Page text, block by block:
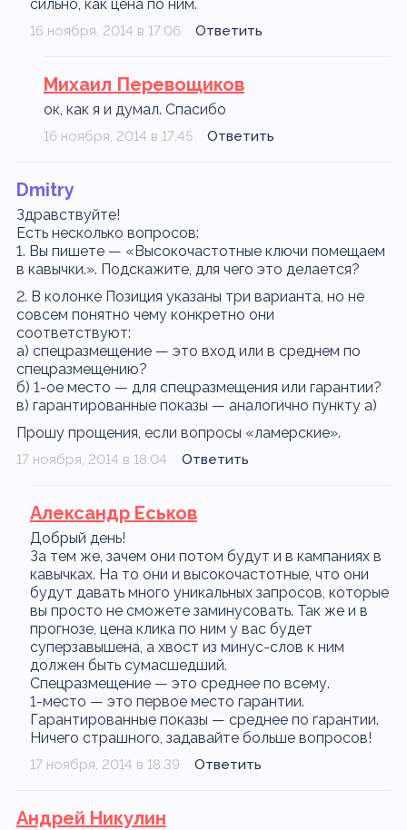
сильно, как цена по ним.
16 ноября, 2014 в 17:06 Ответить
Михаил Перевощиков
ок, как я и думал. Спасибо
16 ноября, 2014 в 17:45 Ответить
Dmitry
Здравствуйте!
Есть несколько вопросов:
1. Вы пишете — «Высокочастотные ключи помещаем
в кавычки.». Подскажите, для чего это делается?
2. В колонке Позиция указаны три варианта, но не
совсем понятно чему конкретно они
соответствуют:
а) спецразмещение — это вход или в среднем по
спецразмещению?
б) 1-ое место — для спецразмещения или гарантии?
в) гарантированные показы — аналогично пункту а)
Прошу прощения, если вопросы «ламерские».
17 ноября, 2014 в 18:04 Ответить
Александр Еськов
Добрый день!
За тем же, зачем они потом будут и в кампаниях в
кавычках. На то они и высокочастотные, что они
будут давать много уникальных запросов, которые
вы просто не сможете заминусовать. Так же и в
прогнозе, цена клика по ним у вас будет
суперзавышена, а хвост из минус-слов к ним
должен быть сумасшедший.
Спецразмещение — это среднее по всему.
1-место — это первое место гарантии.
Гарантированные показы — среднее по гарантии.
Ничего страшного, задавайте больше вопросов!
17 ноября, 2014 в 18:39 Ответить
Андрей Никулин